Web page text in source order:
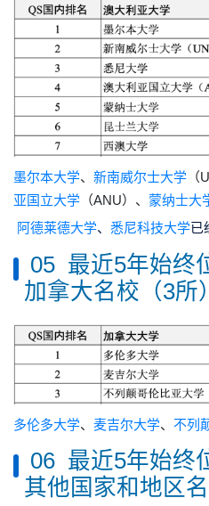
墨尔本大学、 新南威尔士大学 （
亚国立大学 （ANU）、 蒙纳士大
阿德莱德大学、 悉尼科技大学已
05 最近5年始终
加拿大名校（3所）
多伦多大学、 麦吉尔大学、 不列
06 最近5年始终
其他国家和地区